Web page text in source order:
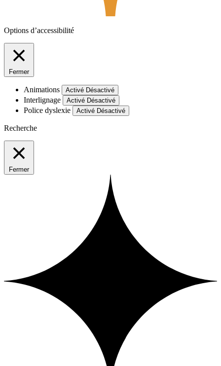
Options d’accessibilité
Fermer
Animations Activé Désactivé
Interlignage Activé Désactivé
Police dyslexie Activé Désactivé
Recherche
Fermer